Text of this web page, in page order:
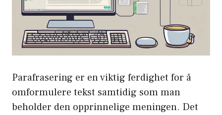
Parafrasering er en viktig ferdighet for å
omformulere tekst samtidig som man
beholder den opprinnelige meningen. Det